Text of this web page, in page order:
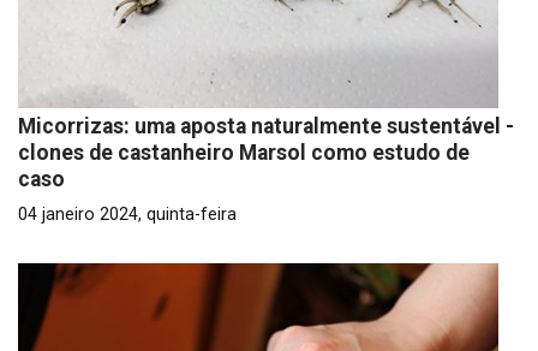
Micorrizas: uma aposta naturalmente sustentável -
clones de castanheiro Marsol como estudo de
caso
04 janeiro 2024, quinta-feira